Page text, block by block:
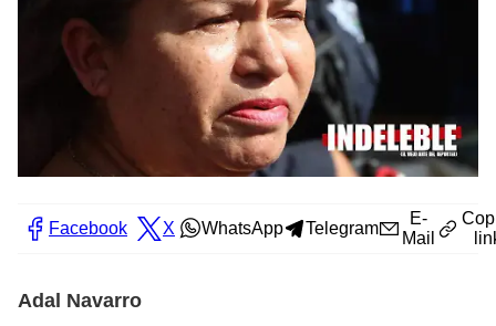
Facebook X WhatsApp Telegram
E-
Mail
Adal Navarro